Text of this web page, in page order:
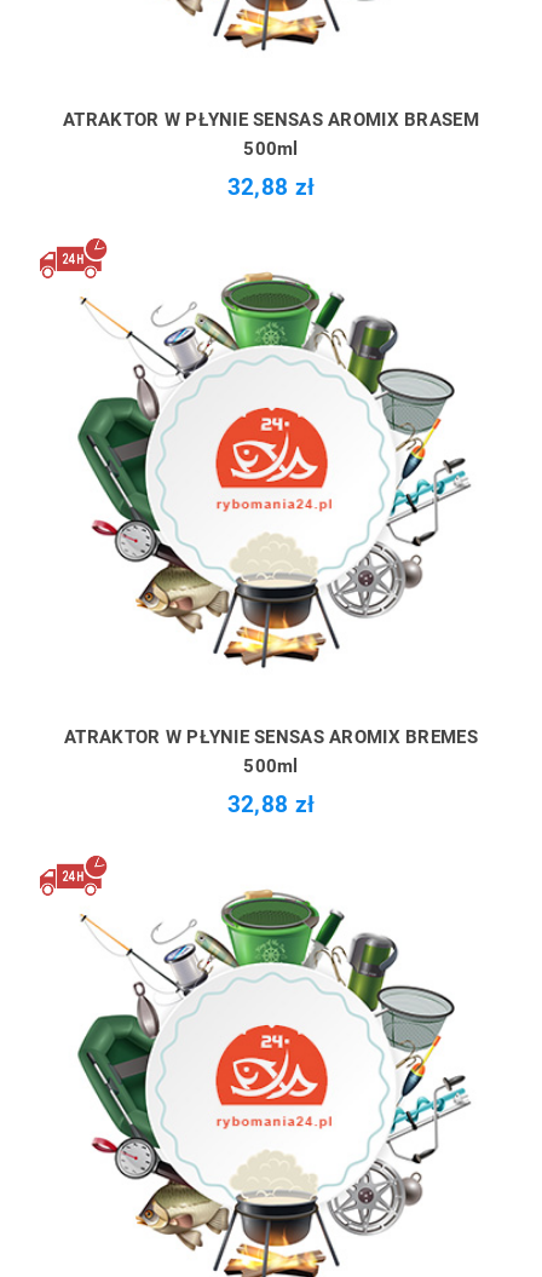
ATRAKTOR W PŁYNIE SENSAS AROMIX BRASEM
500ml
32,88 zł
ATRAKTOR W PŁYNIE SENSAS AROMIX BREMES
500ml
32,88 zł